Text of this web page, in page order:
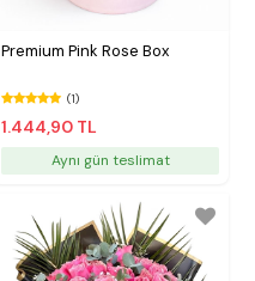
Premium Pink Rose Box
(1)
1.444,90 TL
Aynı gün teslimat